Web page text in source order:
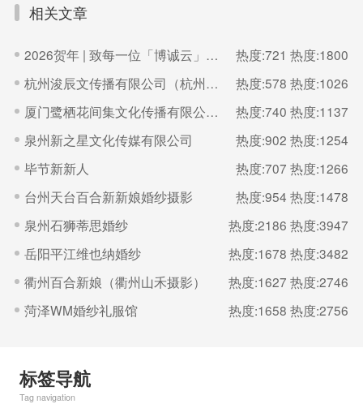
相关文章
2026贺年 | 致每一位「博诚云」的家人 热度:721 热度:1800
杭州浚辰文传播有限公司（杭州无界影像空间）
热度:578 热度:1026
厦门鹭栖花间集文化传播有限公司（福建厦门良辰集摄影）
热度:740 热度:1137
泉州新之星文化传媒有限公司
热度:902 热度:1254
毕节新新人
热度:707 热度:1266
台州天台百合新新娘婚纱摄影
热度:954 热度:1478
泉州石狮蒂思婚纱
热度:2186 热度:3947
岳阳平江维也纳婚纱
热度:1678 热度:3482
衢州百合新娘（衢州山禾摄影）
热度:1627 热度:2746
菏泽WM婚纱礼服馆
热度:1658 热度:2756
标签导航
Tag navigation